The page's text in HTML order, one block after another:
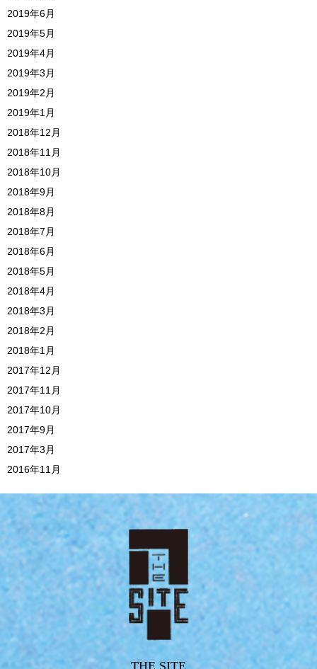
2019年6月
2019年5月
2019年4月
2019年3月
2019年2月
2019年1月
2018年12月
2018年11月
2018年10月
2018年9月
2018年8月
2018年7月
2018年6月
2018年5月
2018年4月
2018年3月
2018年2月
2018年1月
2017年12月
2017年11月
2017年10月
2017年9月
2017年3月
2016年11月
THE SITE